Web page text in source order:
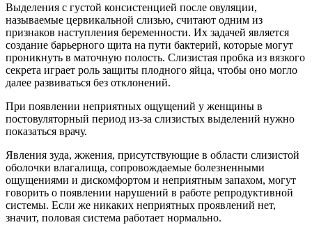
Выделения с густой консистенцией после овуляции,
называемые цервикальной слизью, считают одним из
признаков наступления беременности. Их задачей является
создание барьерного щита на пути бактерий, которые могут
проникнуть в маточную полость. Слизистая пробка из вязкого
секрета играет роль защиты плодного яйца, чтобы оно могло
далее развиваться без отклонений.
При появлении неприятных ощущений у женщины в
постовуляторный период из-за слизистых выделений нужно
показаться врачу.
Явления зуда, жжения, присутствующие в области слизистой
оболочки влагалища, сопровождаемые болезненными
ощущениями и дискомфортом и неприятным запахом, могут
говорить о появлении нарушений в работе репродуктивной
системы. Если же никаких неприятных проявлений нет,
значит, половая система работает нормально.